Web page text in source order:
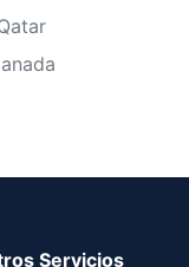
Servicios